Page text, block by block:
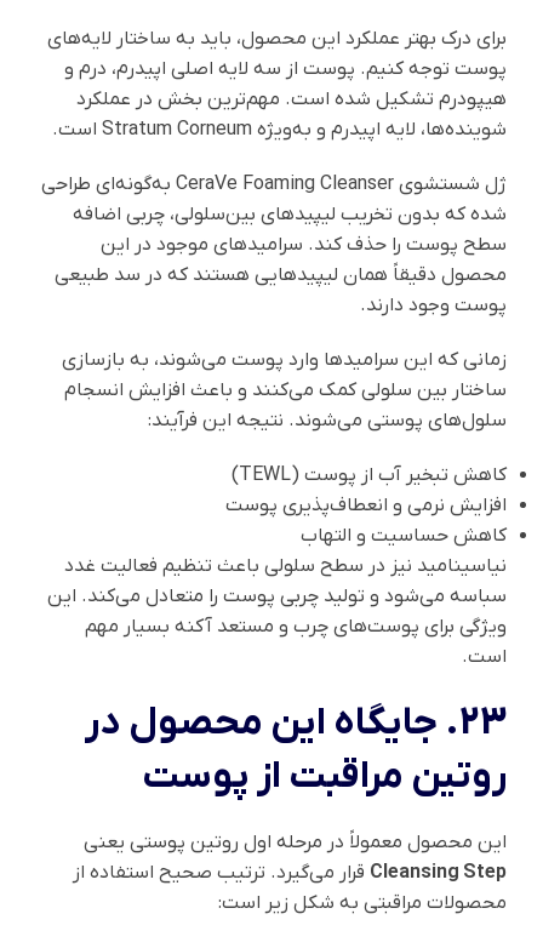
برای درک بهتر عملکرد این محصول، باید به ساختار لایه‌های
پوست توجه کنیم. پوست از سه لایه اصلی اپیدرم، درم و
هیپودرم تشکیل شده است. مهم‌ترین بخش در عملکرد
شوینده‌ها، لایه اپیدرم و به‌ویژه Stratum Corneum است.
ژل شستشوی CeraVe Foaming Cleanser به‌گونه‌ای طراحی
شده که بدون تخریب لیپیدهای بین‌سلولی، چربی اضافه
سطح پوست را حذف کند. سرامیدهای موجود در این
محصول دقیقاً همان لیپیدهایی هستند که در سد طبیعی
پوست وجود دارند.
زمانی که این سرامیدها وارد پوست می‌شوند، به بازسازی
ساختار بین سلولی کمک می‌کنند و باعث افزایش انسجام
سلول‌های پوستی می‌شوند. نتیجه این فرآیند:
کاهش تبخیر آب از پوست (TEWL)
افزایش نرمی و انعطاف‌پذیری پوست
کاهش حساسیت و التهاب
نیاسینامید نیز در سطح سلولی باعث تنظیم فعالیت غدد
سباسه می‌شود و تولید چربی پوست را متعادل می‌کند. این
ویژگی برای پوست‌های چرب و مستعد آکنه بسیار مهم
است.
23. جایگاه این محصول در
روتین مراقبت از پوست
این محصول معمولاً در مرحله اول روتین پوستی یعنی
Cleansing Step قرار می‌گیرد. ترتیب صحیح استفاده از
محصولات مراقبتی به شکل زیر است: